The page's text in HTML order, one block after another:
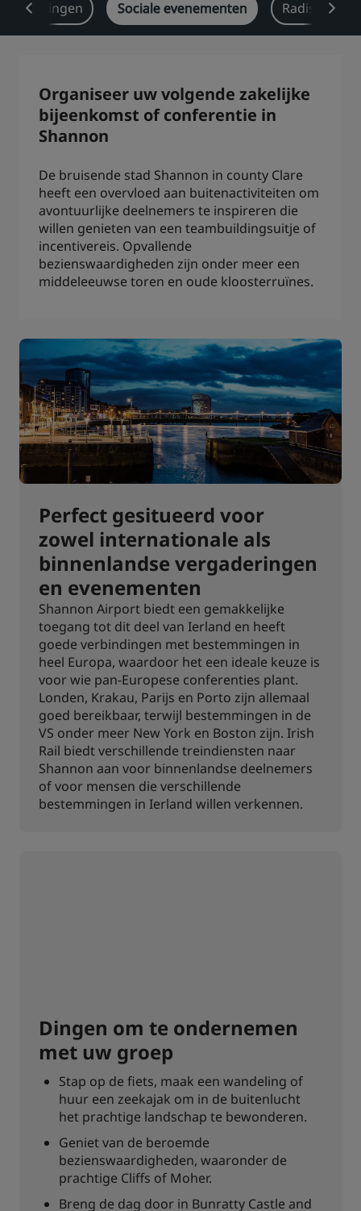
Park Plaza Park Inn by Radisson
Prize by Radisson Country Inn & Suites
Gelieerde merken in China
Jin Jiang
Kunlun Golden Tulip
Bezoek onze blog
oplossingen Sociale evenementen Radisson
Organiseer uw volgende zakelijke
bijeenkomst of conferentie in
Shannon
De bruisende stad Shannon in county Clare
heeft een overvloed aan buitenactiviteiten om
avontuurlijke deelnemers te inspireren die
willen genieten van een teambuildingsuitje of
incentivereis. Opvallende
bezienswaardigheden zijn onder meer een
middeleeuwse toren en oude kloosterruïnes.
Perfect gesitueerd voor
zowel internationale als
binnenlandse vergaderingen
en evenementen
Shannon Airport biedt een gemakkelijke
toegang tot dit deel van Ierland en heeft
goede verbindingen met bestemmingen in
heel Europa, waardoor het een ideale keuze is
voor wie pan-Europese conferenties plant.
Londen, Krakau, Parijs en Porto zijn allemaal
goed bereikbaar, terwijl bestemmingen in de
VS onder meer New York en Boston zijn. Irish
Rail biedt verschillende treindiensten naar
Shannon aan voor binnenlandse deelnemers
of voor mensen die verschillende
bestemmingen in Ierland willen verkennen.
Dingen om te ondernemen
met uw groep
Stap op de fiets, maak een wandeling of
huur een zeekajak om in de buitenlucht
het prachtige landschap te bewonderen.
Geniet van de beroemde
bezienswaardigheden, waaronder de
prachtige Cliffs of Moher.
Breng de dag door in Bunratty Castle and